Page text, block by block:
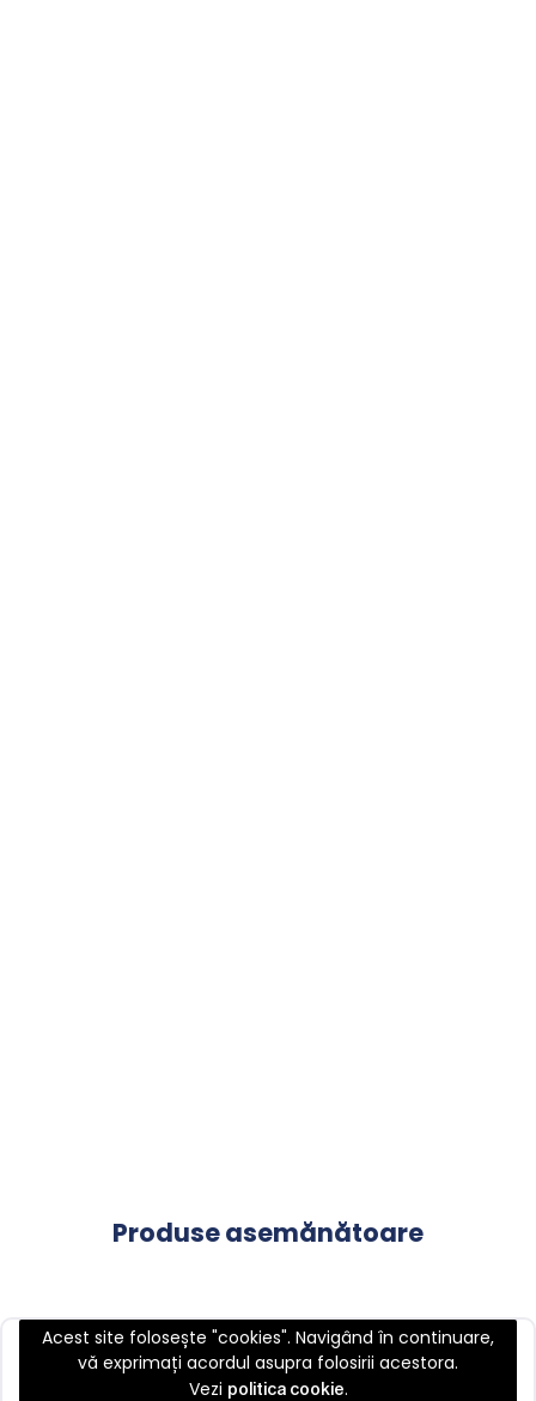
Produse asemănătoare
Acest site folosește "cookies". Navigând în continuare,
vă exprimați acordul asupra folosirii acestora.
Vezi politica cookie.